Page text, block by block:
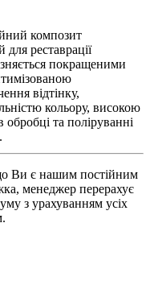
композит
для реставрації
покращеними
відтінку,
кольору, високою
обробці та поліруванні
Ви є нашим постійним
менеджер перерахує
з урахуванням усіх